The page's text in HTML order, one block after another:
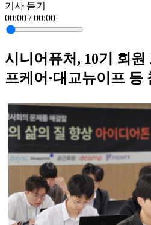
기사 듣기
00:00 / 00:00
시니어퓨처, 10기 회
프케어·대교뉴이프 등